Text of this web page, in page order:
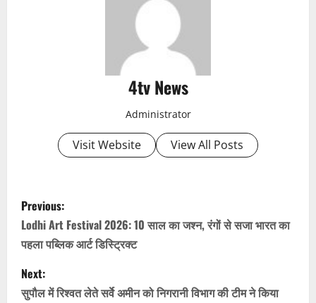
4tv News
Administrator
Visit Website View All Posts
P
o
s
t
Previous:
Lodhi Art Festival 2026: 10 साल का जश्न, रंगों से सजा भारत का
पहला पब्लिक आर्ट डिस्ट्रिक्ट
Next:
सुपौल में रिश्वत लेते सर्वे अमीन को निगरानी विभाग की टीम ने किया